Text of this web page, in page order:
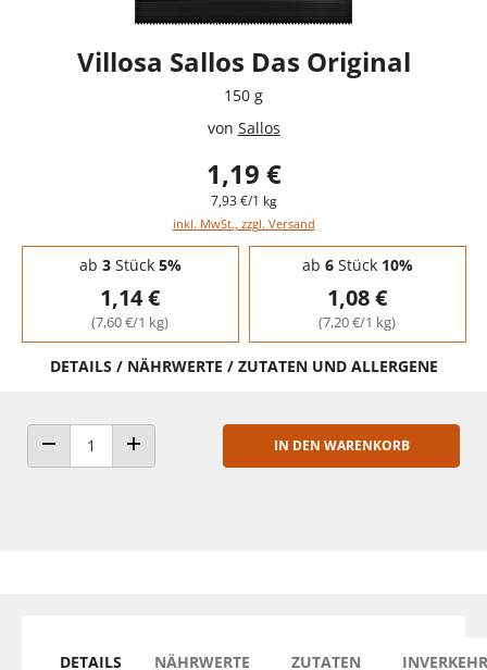
Villosa Sallos Das Original
150 g
von Sallos
1,19 €
7,93 €/1 kg
inkl. MwSt., zzgl. Versand
Staffelpreise - Mengenrabatt
ab 3Stück 5%
1,14 €
(7,60 €/1 kg)
ab 6Stück 10%
1,08 €
(7,20 €/1 kg)
DETAILS / NÄHRWERTE / ZUTATEN UND ALLERGENE
ANZAHL VERRINGERNANZAHL ERHÖHEN
IN DEN WARENKORB
DETAILS NÄHRWERTE
ZUTATEN